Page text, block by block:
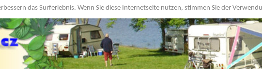
das Surferlebnis. Wenn Sie diese Internetseite nutzen, stimmen Sie der